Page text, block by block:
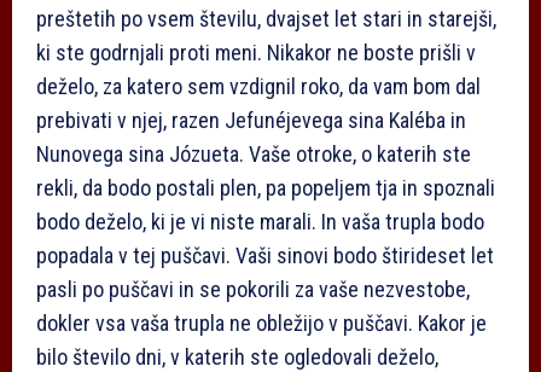
preštetih po vsem številu, dvajset let stari in starejši,
ki ste godrnjali proti meni. Nikakor ne boste prišli v
deželo, za katero sem vzdignil roko, da vam bom dal
prebivati v njej, razen Jefunéjevega sina Kaléba in
Nunovega sina Józueta. Vaše otroke, o katerih ste
rekli, da bodo postali plen, pa popeljem tja in spoznali
bodo deželo, ki je vi niste marali. In vaša trupla bodo
popadala v tej puščavi. Vaši sinovi bodo štirideset let
pasli po puščavi in se pokorili za vaše nezvestobe,
dokler vsa vaša trupla ne obležijo v puščavi. Kakor je
bilo število dni, v katerih ste ogledovali deželo,